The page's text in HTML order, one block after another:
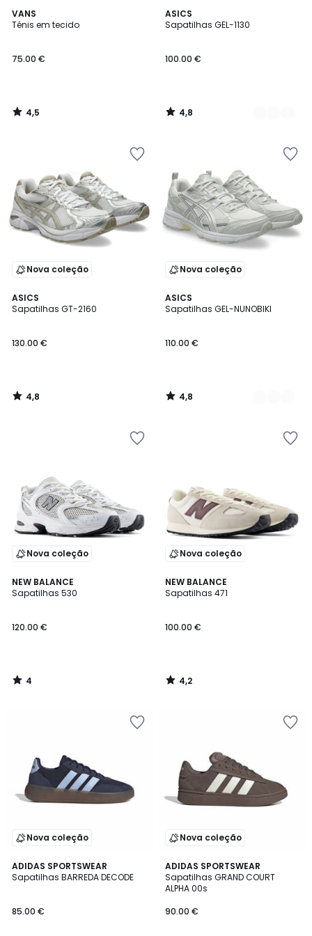
VANS
Ténis em tecido
75.00 €
4,5
/ 5
4,5
/
ASICS
Sapatilhas GEL-1130
100.00 €
4,8
/ 5
3
Cores
4,8
/
Nova coleção
ASICS
Sapatilhas GT-2160
130.00 €
4,8
/ 5
4,8
/
Nova coleção
ASICS
Sapatilhas GEL-NUNOBIKI
110.00 €
4,8
/ 5
3
Cores
4,8
/
Nova coleção
NEW BALANCE
Sapatilhas 530
120.00 €
4
/
4
/
Nova coleção
NEW BALANCE
Sapatilhas 471
100.00 €
4,2
/ 5
4,2
/
Nova coleção
ADIDAS SPORTSWEAR
Sapatilhas BARREDA DECODE
85.00 €
4,8
/ 5
Nova coleção
ADIDAS SPORTSWEAR
Sapatilhas GRAND COURT
ALPHA 00s
90.00 €
4,9
/ 5